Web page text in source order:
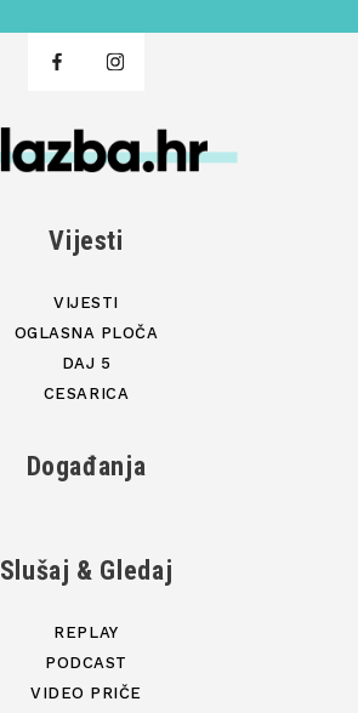
Vijesti
VIJESTI
OGLASNA PLOČA
DAJ 5
CESARICA
Događanja
Slušaj & Gledaj
REPLAY
PODCAST
VIDEO PRIČE